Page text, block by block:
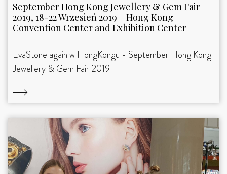
September Hong Kong Jewellery & Gem Fair
2019, 18-22 Wrzesień 2019 – Hong Kong
Convention Center and Exhibition Center
EvaStone again w HongKongu - September Hong Kong
Jewellery & Gem Fair 2019